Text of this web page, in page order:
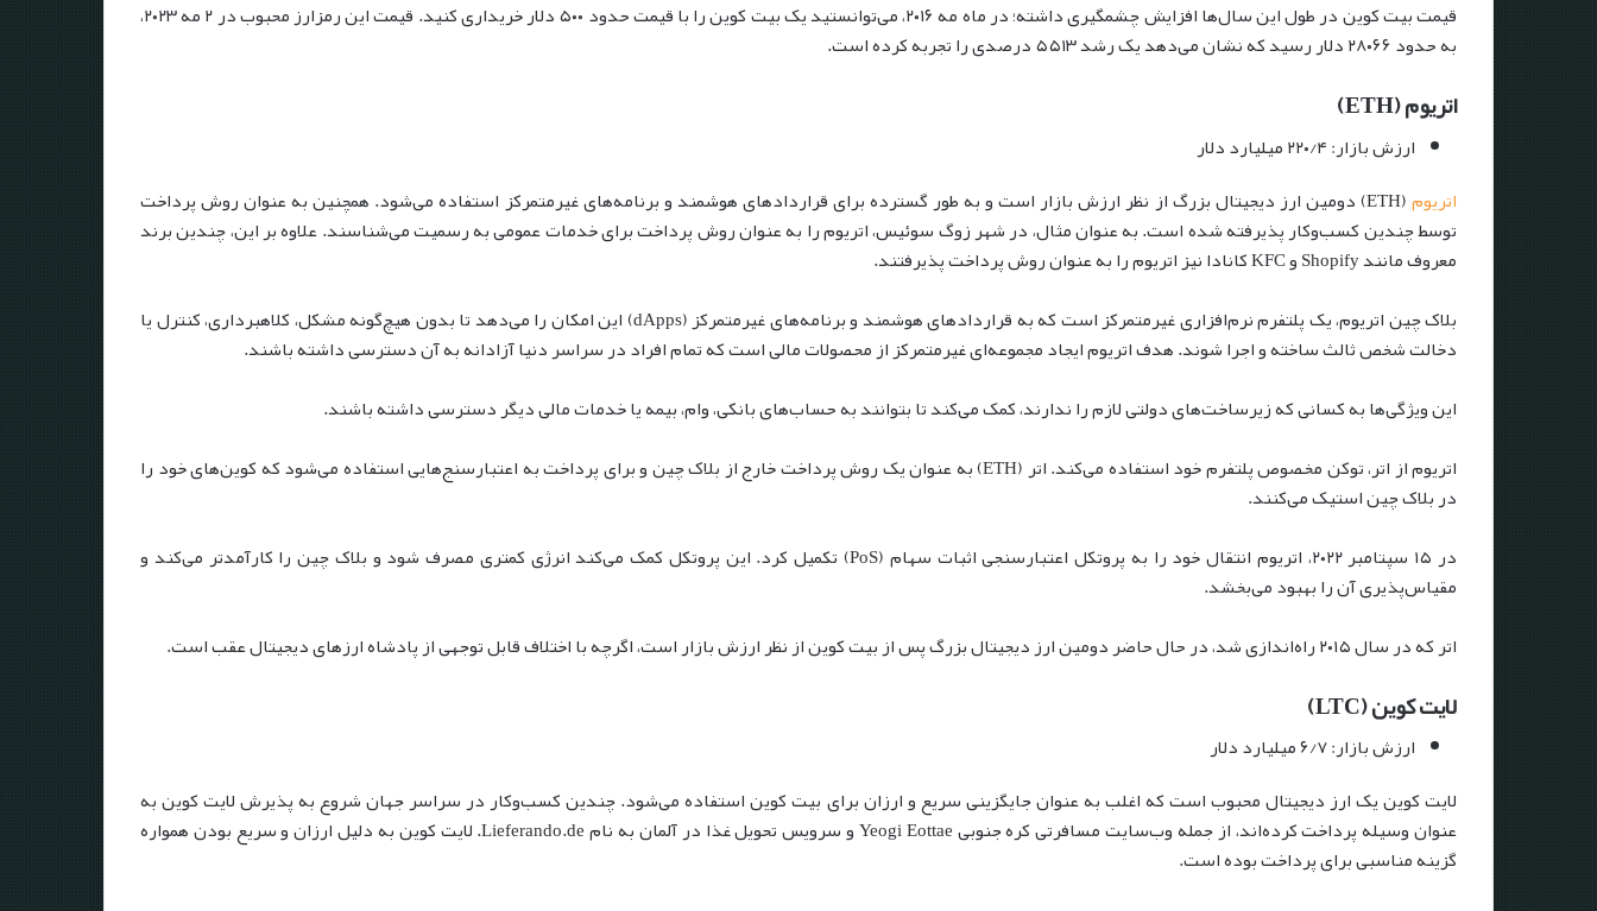
قیمت بیت کوین در طول این سال‌ها افزایش چشمگیری داشته؛ در ماه مه ۲۰۱۶، می‌توانستید یک بیت کوین را با قیمت حدود ۵۰۰ دلار خریداری کنید. قیمت این رمزارز محبوب در ۲ مه ۲۰۲۳،
به حدود ۲۸۰۶۶ دلار رسید که نشان می‌دهد یک رشد ۵۵۱۳ درصدی را تجربه کرده است.
اتریوم (ETH)
ارزش بازار: ۲۲۰/۴ میلیارد دلار
اتریوم
(ETH) دومین ارز دیجیتال بزرگ از نظر ارزش بازار است و به طور گسترده برای قراردادهای هوشمند و برنامه‌های غیرمتمرکز استفاده می‌شود. همچنین به عنوان روش پرداخت
توسط چندین کسب‌وکار پذیرفته شده است. به عنوان مثال، در شهر زوگ سوئیس، اتریوم را به عنوان روش پرداخت برای خدمات عمومی به رسمیت می‌شناسند. علاوه بر این، چندین برند
معروف مانند Shopify و KFC کانادا نیز اتریوم را به عنوان روش پرداخت پذیرفتند.
بلاک چین اتریوم، یک پلتفرم نرم‌افزاری غیرمتمرکز است که به قراردادهای هوشمند و برنامه‌های غیرمتمرکز (dApps) این امکان را می‌دهد تا بدون هیچ‌گونه مشکل، کلاهبرداری، کنترل یا
دخالت شخص ثالث ساخته و اجرا شوند. هدف اتریوم ایجاد مجموعه‌ای غیرمتمرکز از محصولات مالی است که تمام افراد در سراسر دنیا آزادانه به آن دسترسی داشته باشند.
این ویژگی‌ها به کسانی که زیرساخت‌های دولتی لازم را ندارند، کمک می‌کند تا بتوانند به حساب‌های بانکی، وام، بیمه یا خدمات مالی دیگر دسترسی داشته باشند.
اتریوم از اتر، توکن مخصوص پلتفرم خود استفاده می‌کند. اتر (ETH) به عنوان یک روش پرداخت خارج از بلاک چین و برای پرداخت به اعتبارسنج‌هایی استفاده می‌شود که کوین‌های خود را
در بلاک چین استیک می‌کنند.
در ۱۵ سپتامبر ۲۰۲۲، اتریوم انتقال خود را به پروتکل اعتبارسنجی اثبات سهام (PoS) تکمیل کرد. این پروتکل کمک می‌کند انرژی کمتری مصرف شود و بلاک چین را کارآمدتر می‌کند و
مقیاس‌پذیری آن را بهبود می‌بخشد.
اتر که در سال ۲۰۱۵ راه‌اندازی شد، در حال حاضر دومین ارز دیجیتال بزرگ پس از بیت کوین از نظر ارزش بازار است، اگرچه با اختلاف قابل توجهی از پادشاه ارزهای دیجیتال عقب است.
لایت کوین (LTC)
ارزش بازار: ۶/۷ میلیارد دلار
لایت کوین یک ارز دیجیتال محبوب است که اغلب به عنوان جایگزینی سریع و ارزان برای بیت کوین استفاده می‌شود. چندین کسب‌وکار در سراسر جهان شروع به پذیرش لایت کوین به
عنوان وسیله پرداخت کرده‌اند، از جمله وب‌سایت مسافرتی کره جنوبی Yeogi Eottae و سرویس تحویل غذا در آلمان به نام Lieferando.de. لایت کوین به دلیل ارزان و سریع بودن همواره
گزینه مناسبی برای پرداخت بوده است.